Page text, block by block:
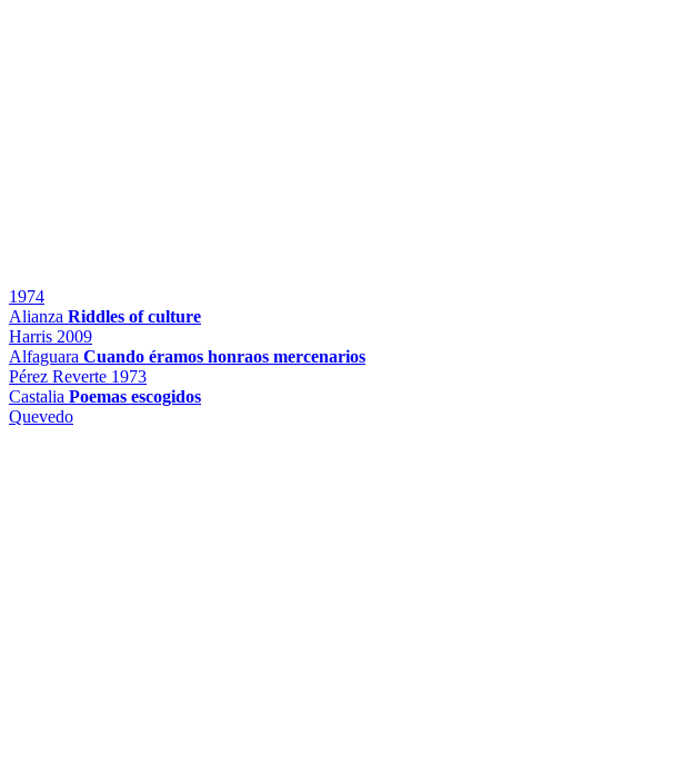
1974
Alianza Riddles of culture
Harris 2009
Alfaguara Cuando éramos honraos mercenarios
Pérez Reverte 1973
Castalia Poemas escogidos
Quevedo